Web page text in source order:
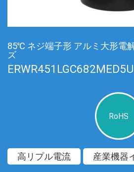
85℃ ネジ端子形 アルミ大形電
ズ
ERWR451LGC682MED5U
RoHS
高リプル電流 産業機器